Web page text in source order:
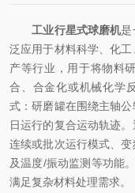
工业行星式球磨机是
泛应用于材料科学、化
产等行业，用于将物料
合、合金化或机械化学
式：研磨罐在围绕主轴
日运行的复合运动轨迹
连续或批次运行模式、
及温度/振动监测等功能
满足复杂材料处理需求。